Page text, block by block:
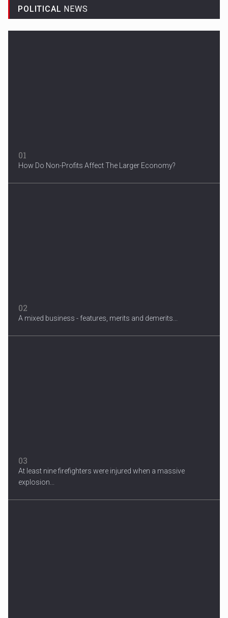
POLITICAL NEWS
01
How Do Non-Profits Affect The Larger Economy?
02
A mixed business - features, merits and demerits...
03
At least nine firefighters were injured when a massive
explosion...